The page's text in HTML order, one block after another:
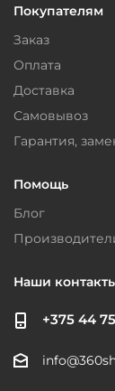
Покупателям
Заказ
Оплата
Доставка
Самовывоз
Гарантия,
Помощь
Блог
Наши
+375 44